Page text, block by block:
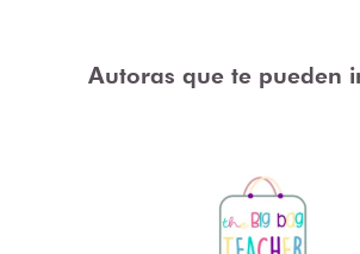
Autoras que te pueden